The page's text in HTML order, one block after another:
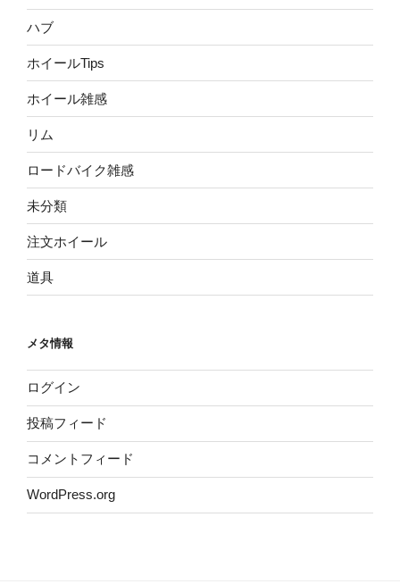
ハブ
ホイールTips
ホイール雑感
リム
ロードバイク雑感
未分類
注文ホイール
道具
メタ情報
ログイン
投稿フィード
コメントフィード
WordPress.org